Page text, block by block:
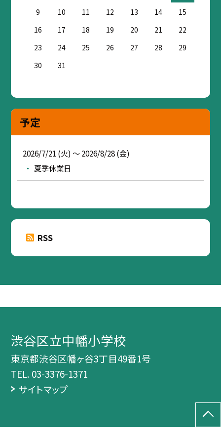
9
10 11 12 13 14
15
16
17 18 19 20 21
22
23
24 25 26 27 28
29
30
31
予定
2026/7/21 (火) ～ 2026/8/28 (金)
夏季休業日
RSS
渋谷区立中幡小学校
東京都渋谷区幡ヶ谷3丁目49番1号
TEL. 03-3376-1371
サイトマップ